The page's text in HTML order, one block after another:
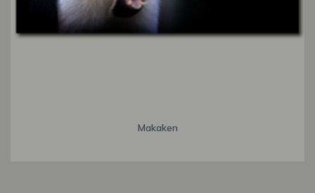
Makaken